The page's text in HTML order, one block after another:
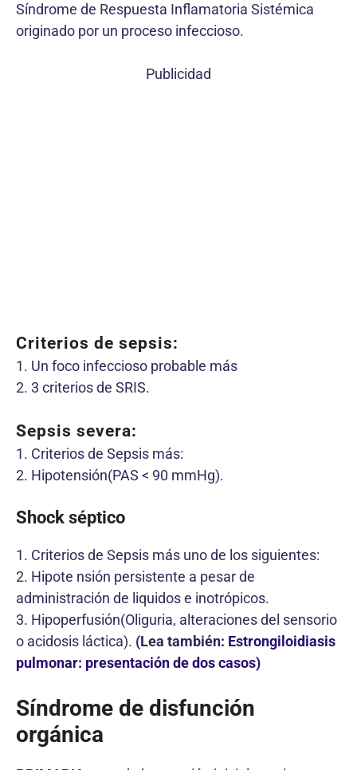
Síndrome de Respuesta Inflamatoria Sistémica
originado por un proceso infeccioso.
Publicidad
Criterios de sepsis:
1. Un foco infeccioso probable más
2. 3 criterios de SRIS.
Sepsis severa:
1. Criterios de Sepsis más:
2. Hipotensión(PAS < 90 mmHg).
Shock séptico
1. Criterios de Sepsis más uno de los siguientes:
2. Hipote nsión persistente a pesar de
administración de liquidos e inotrópicos.
3. Hipoperfusión(Oliguria, alteraciones del sensorio
o acidosis láctica). (Lea también: Estrongiloidiasis
pulmonar: presentación de dos casos)
Síndrome de disfunción
orgánica